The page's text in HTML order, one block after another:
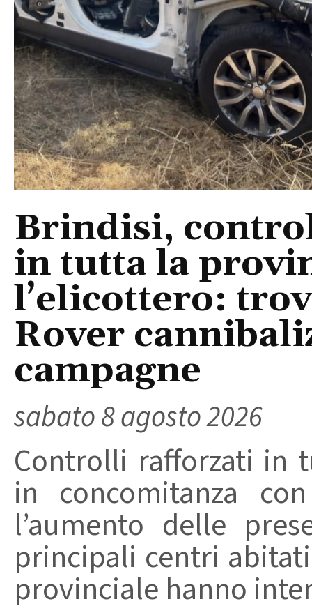
Brindisi,
in tutta la
l’elicottero:
Rover
campagne
sabato 8 agosto 2026
Controlli rafforzati in
in concomitanza
l’aumento delle
principali centri
provinciale hanno